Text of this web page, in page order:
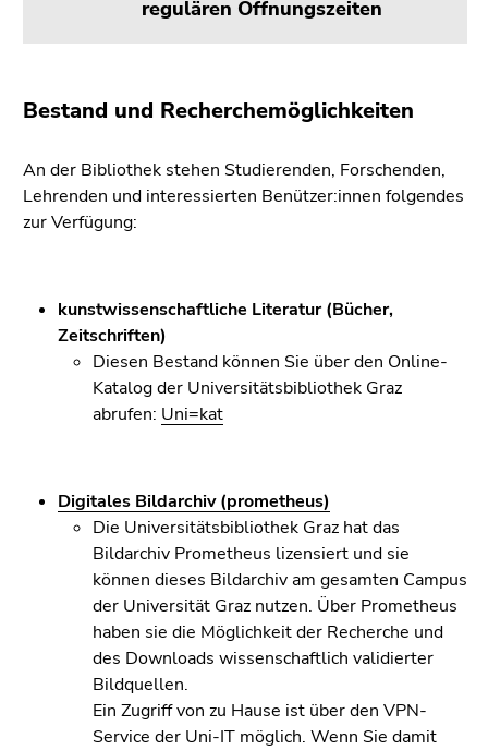
8)
Suche
(Zugriffstaste
9)
regulären Öffnungszeiten
Bestand und Recherchemöglichkeiten
An der Bibliothek stehen Studierenden, Forschenden,
Lehrenden und interessierten Benützer:innen folgendes
zur Verfügung:
kunstwissenschaftliche Literatur (Bücher,
Zeitschriften)
Diesen Bestand können Sie über den Online-
Katalog der Universitätsbibliothek Graz
abrufen: Uni=kat
Digitales Bildarchiv (prometheus)
Die Universitätsbibliothek Graz hat das
Bildarchiv Prometheus lizensiert und sie
können dieses Bildarchiv am gesamten Campus
der Universität Graz nutzen. Über Prometheus
haben sie die Möglichkeit der Recherche und
des Downloads wissenschaftlich validierter
Bildquellen.
Ein Zugriff von zu Hause ist über den VPN-
Service der Uni-IT möglich. Wenn Sie damit